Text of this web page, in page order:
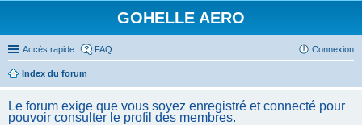
GOHELLE AERO
Accès rapide FAQ Connexion
Index du forum
Le forum exige que vous soyez enregistré et connecté pour
pouvoir consulter le profil des membres.